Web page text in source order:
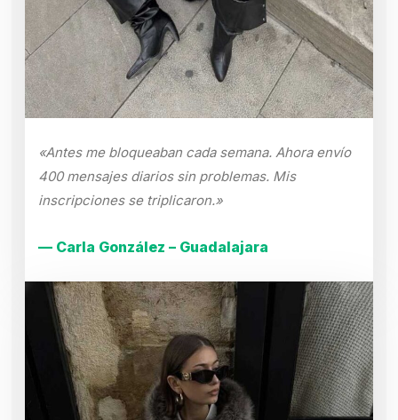
«Antes me bloqueaban cada semana. Ahora envío
400 mensajes diarios sin problemas. Mis
inscripciones se triplicaron.»
— Carla González – Guadalajara